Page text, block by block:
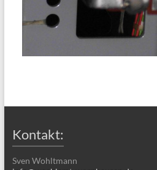
Kontakt:
Sven Wohltmann